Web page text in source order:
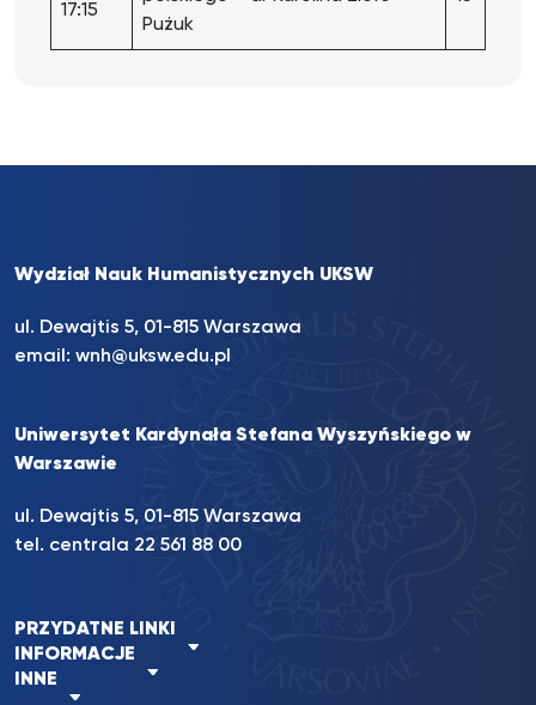
17:15
Pużuk
Wydział Nauk Humanistycznych UKSW
ul. Dewajtis 5, 01-815 Warszawa
email: wnh@uksw.edu.pl
Uniwersytet Kardynała Stefana Wyszyńskiego w
Warszawie
ul. Dewajtis 5, 01-815 Warszawa
tel. centrala 22 561 88 00
PRZYDATNE LINKI
INFORMACJE
INNE